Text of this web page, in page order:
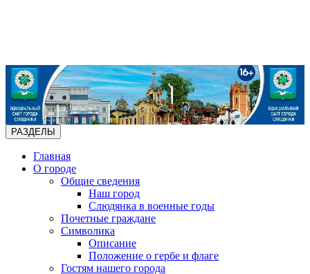
РАЗДЕЛЫ
Главная
О городе
Общие сведения
Наш город
Слюдянка в военные годы
Почетные граждане
Символика
Описание
Положение о гербе и флаге
Гостям нашего города